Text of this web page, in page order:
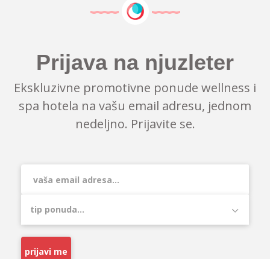
Prijava na njuzleter
Ekskluzivne promotivne ponude wellness i
spa hotela na vašu email adresu, jednom
nedeljno. Prijavite se.
prijavi me